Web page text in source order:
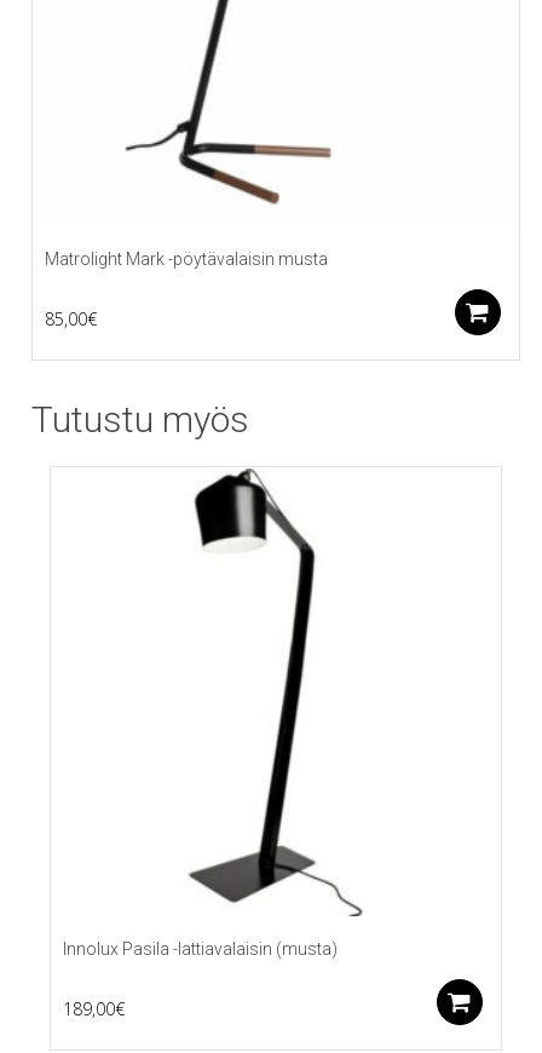
Matrolight Mark -pöytävalaisin musta
85,00€
Tutustu myös
Innolux Pasila -lattiavalaisin (musta)
189,00€